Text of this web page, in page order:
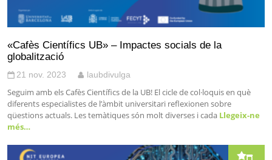
«Cafès Científics UB» – Impactes socials de la
globalització
21 nov. 2023 laubdivulga
Seguim amb els Cafès Científics de la UB! El cicle de col·loquis en què
diferents especialistes de l’àmbit universitari reflexionen sobre
qüestions actuals. Les temàtiques són molt diverses i cada Llegeix-ne
més…